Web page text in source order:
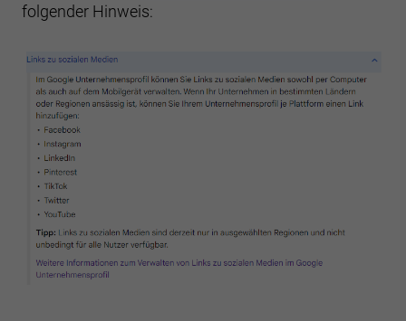
folgender Hinweis: